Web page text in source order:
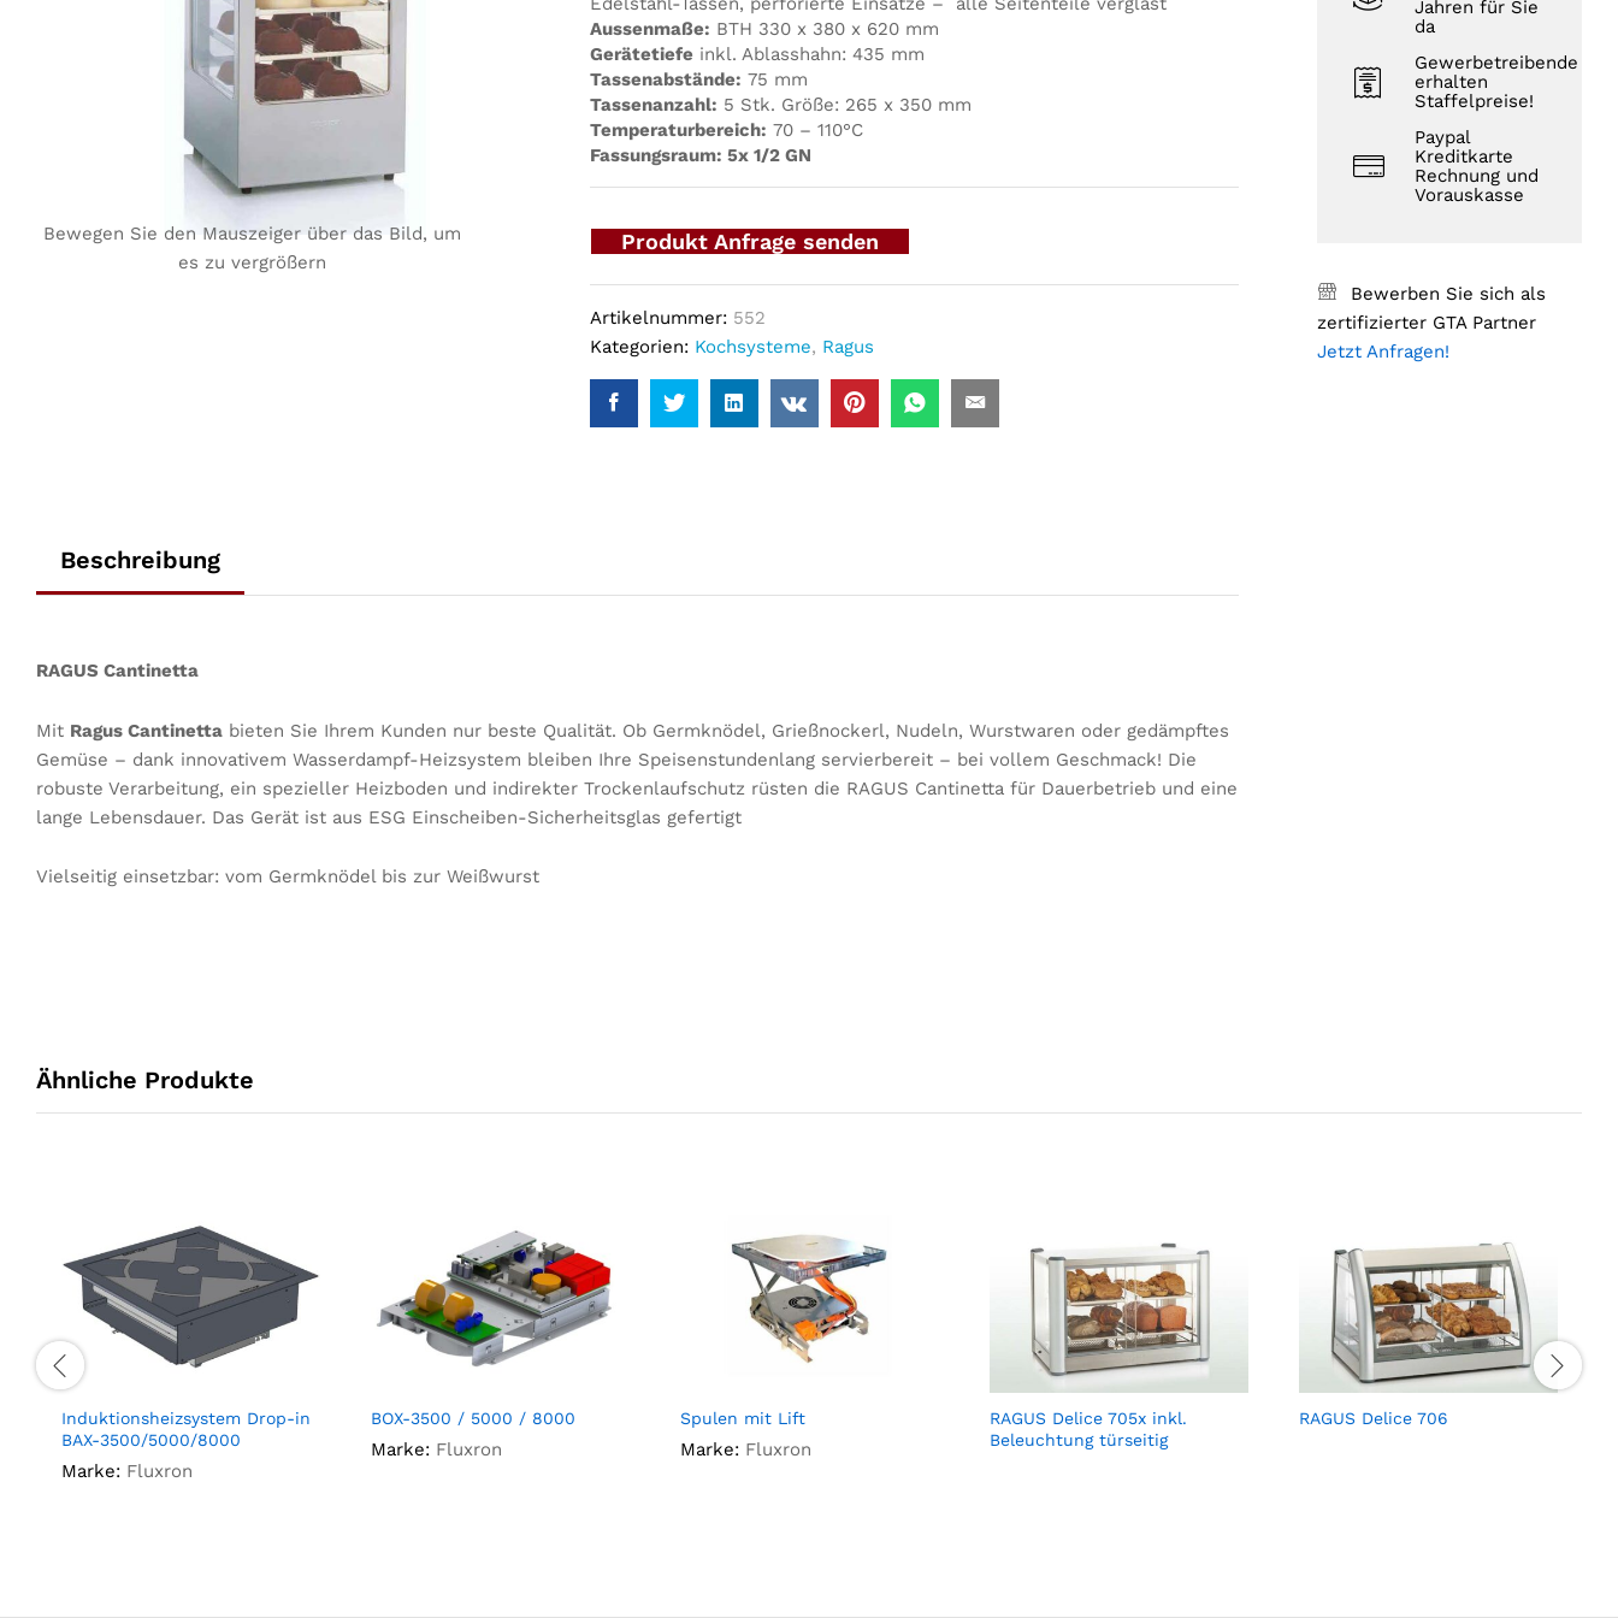
Bewegen Sie den Mauszeiger über das Bild, um
es zu vergrößern
Aussenmaße: BTH 330 x 380 x 620 mm
Gerätetiefe inkl. Ablasshahn: 435 mm
Tassenabstände: 75 mm
Tassenanzahl: 5 Stk. Größe: 265 x 350 mm
Temperaturbereich: 70 – 110°C
Fassungsraum: 5x 1/2 GN
Produkt Anfrage senden
Artikelnummer: 552
Kategorien: Kochsysteme, Ragus
Beschreibung
RAGUS Cantinetta
Mit Ragus Cantinetta bieten Sie Ihrem Kunden nur beste Qualität. Ob Germknödel, Grießnockerl, Nudeln, Wurstwaren oder gedämpftes
Gemüse – dank innovativem Wasserdampf-Heizsystem bleiben Ihre Speisenstundenlang servierbereit – bei vollem Geschmack! Die
robuste Verarbeitung, ein spezieller Heizboden und indirekter Trockenlaufschutz rüsten die RAGUS Cantinetta für Dauerbetrieb und eine
lange Lebensdauer. Das Gerät ist aus ESG Einscheiben-Sicherheitsglas gefertigt
Vielseitig einsetzbar: vom Germknödel bis zur Weißwurst
Jahren für Sie
da
Gewerbetreibende
erhalten
Staffelpreise!
Paypal
Kreditkarte
Rechnung und
Vorauskasse
Bewerben Sie sich als
zertifizierter GTA Partner
Jetzt Anfragen!
Ähnliche Produkte
Induktionsheizsystem Drop-in
BAX-3500/5000/8000
Marke: Fluxron
BOX-3500 / 5000 / 8000
Marke: Fluxron
Spulen mit Lift
Marke: Fluxron
RAGUS Delice 705x inkl.
Beleuchtung türseitig
RAGUS Delice 706